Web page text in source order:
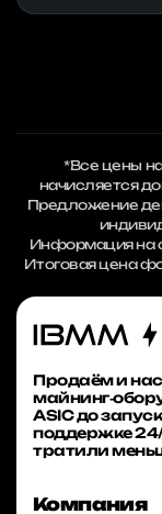
*Все цены
начисляется
Предложение
Информация на
Итоговая цена
Продаём и
ASIC до
поддержке
тратили
Компания